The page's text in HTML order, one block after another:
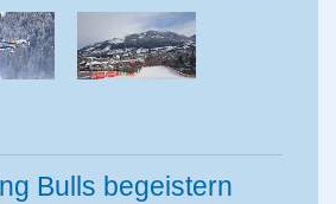
Bulls begeistern